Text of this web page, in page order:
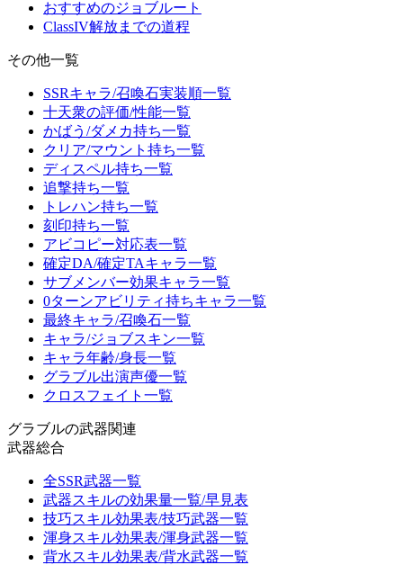
おすすめのジョブルート
ClassIV解放までの道程
その他一覧
SSRキャラ/召喚石実装順一覧
十天衆の評価/性能一覧
かばう/ダメカ持ち一覧
クリア/マウント持ち一覧
ディスペル持ち一覧
追撃持ち一覧
トレハン持ち一覧
刻印持ち一覧
アビコピー対応表一覧
確定DA/確定TAキャラ一覧
サブメンバー効果キャラ一覧
0ターンアビリティ持ちキャラ一覧
最終キャラ/召喚石一覧
キャラ/ジョブスキン一覧
キャラ年齢/身長一覧
グラブル出演声優一覧
クロスフェイト一覧
グラブルの武器関連
武器総合
全SSR武器一覧
武器スキルの効果量一覧/早見表
技巧スキル効果表/技巧武器一覧
渾身スキル効果表/渾身武器一覧
背水スキル効果表/背水武器一覧